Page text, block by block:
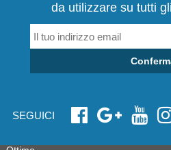
da utilizzare su tutti
SEGUICI